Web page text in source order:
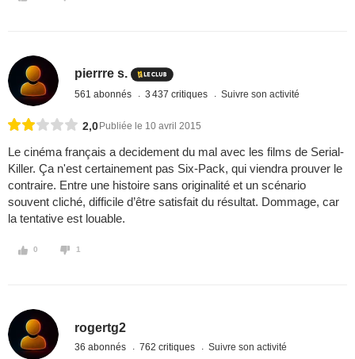
pierrre s.
561 abonnés 3 437 critiques Suivre son activité
2,0 Publiée le 10 avril 2015
Le cinéma français a decidement du mal avec les films de Serial-
Killer. Ça n'est certainement pas Six-Pack, qui viendra prouver le
contraire. Entre une histoire sans originalité et un scénario
souvent cliché, difficile d’être satisfait du résultat. Dommage, car
la tentative est louable.
0 1
rogertg2
36 abonnés 762 critiques Suivre son activité